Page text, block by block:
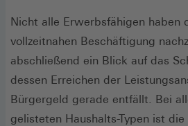
Nicht alle Erwerbsfähigen haben
vollzeitnahen Beschäftigung
abschließend ein Blick auf das
dessen Erreichen der
Bürgergeld gerade entfällt. Bei
gelisteten Haushalts-Typen ist